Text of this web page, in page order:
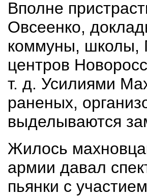
Вполне
Овсеенко,
коммуны, школы,
центров
т. д. Усилиями
раненых,
выделываются
Жилось
армии давал
пьянки с